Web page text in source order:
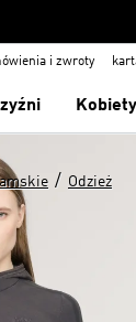
i zwroty
Kobiety
/ Odzież